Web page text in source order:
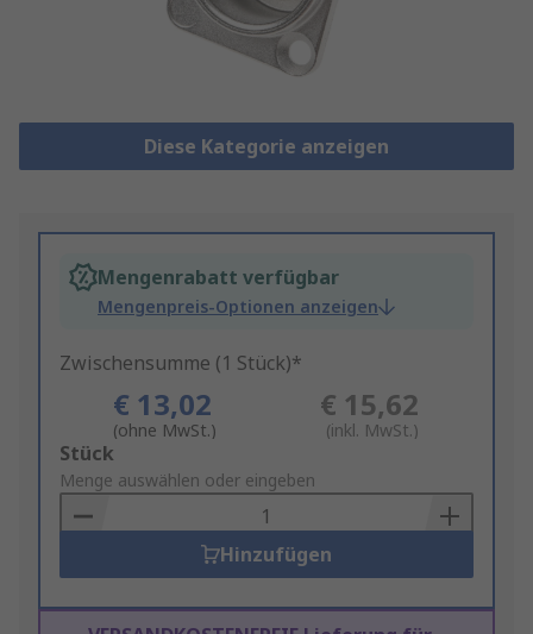
Diese Kategorie anzeigen
Mengenrabatt verfügbar
Mengenpreis-Optionen anzeigen
Zwischensumme (1 Stück)*
€ 13,02
(ohne MwSt.)
€ 15,62
(inkl. MwSt.)
Add
to
Basket
Stück
Menge auswählen oder eingeben
Hinzufügen